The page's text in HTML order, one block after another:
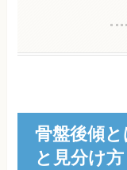
骨盤後傾
と見分け方